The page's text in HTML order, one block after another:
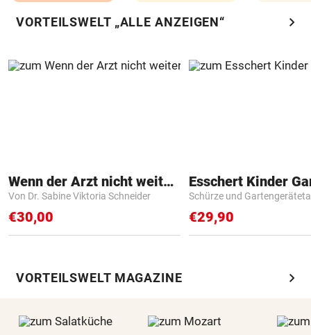
VORTEILSWELT „ALLE ANZEIGEN“ chevron_right
Wenn der Arzt nicht weiter weiß
Von Dr. Sabine Viktoria Schneider
€30,00
Schürze und
€29,90
VORTEILSWELT MAGAZINE chevron_right